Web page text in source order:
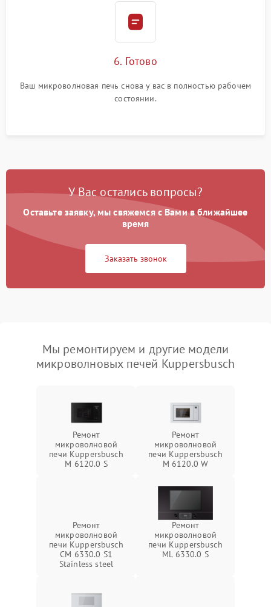
6. Готово
Ваш микроволновая печь снова у вас в полностью рабочем
состоянии.
У Вас остались вопросы?
Оставьте заявку, мы свяжемся с Вами в ближайшее
время
Заказать звонок
Мы ремонтируем и другие модели
микроволновых печей Kuppersbusch
Ремонт
микроволновой
печи Kuppersbusch
M 6120.0 S
Ремонт
микроволновой
печи Kuppersbusch
M 6120.0 W
Ремонт
микроволновой
печи Kuppersbusch
CM 6330.0 S1
Stainless steel
Ремонт
микроволновой
печи Kuppersbusch
ML 6330.0 S